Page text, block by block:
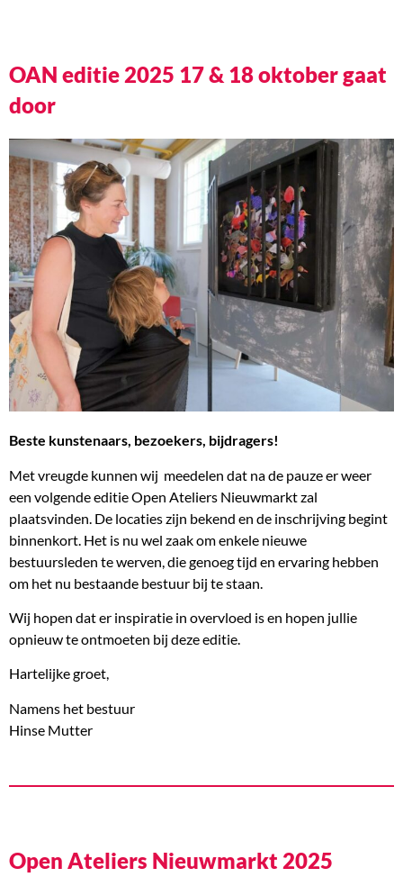
OAN editie 2025 17 & 18 oktober gaat
door
Beste kunstenaars, bezoekers, bijdragers!
Met vreugde kunnen wij meedelen dat na de pauze er weer
een volgende editie Open Ateliers Nieuwmarkt zal
plaatsvinden. De locaties zijn bekend en de inschrijving begint
binnenkort. Het is nu wel zaak om enkele nieuwe
bestuursleden te werven, die genoeg tijd en ervaring hebben
om het nu bestaande bestuur bij te staan.
Wij hopen dat er inspiratie in overvloed is en hopen jullie
opnieuw te ontmoeten bij deze editie.
Hartelijke groet,
Namens het bestuur
Hinse Mutter
Open Ateliers Nieuwmarkt 2025